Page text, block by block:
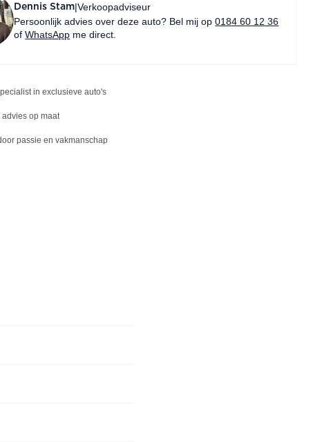
Dennis Stam|Verkoopadviseur
Persoonlijk advies over deze auto? Bel mij op0184 60 12 36
ofWhatsApp me direct.
in exclusieve auto's
advies op maat
passie en vakmanschap